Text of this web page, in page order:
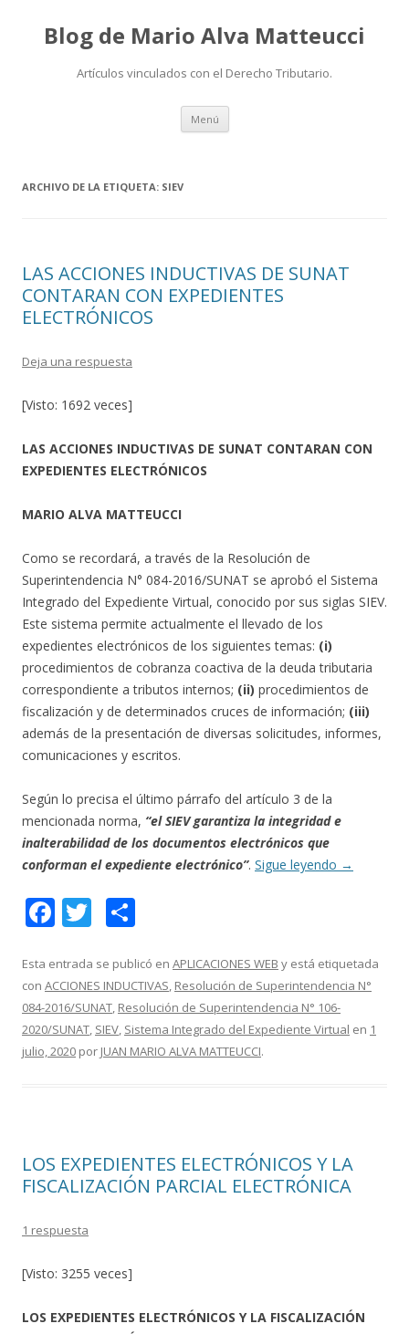
Blog de Mario Alva Matteucci
Artículos vinculados con el Derecho Tributario.
Menú Ir
contenido
ARCHIVO DE LA ETIQUETA: SIEV
LAS ACCIONES INDUCTIVAS DE SUNAT
CONTARAN CON EXPEDIENTES
ELECTRÓNICOS
Deja una respuesta
[Visto: 1692 veces]
LAS ACCIONES INDUCTIVAS DE SUNAT CONTARAN CON
EXPEDIENTES ELECTRÓNICOS
MARIO ALVA MATTEUCCI
Como se recordará, a través de la Resolución de
Superintendencia N° 084-2016/SUNAT se aprobó el Sistema
Integrado del Expediente Virtual, conocido por sus siglas SIEV.
Este sistema permite actualmente el llevado de los
expedientes electrónicos de los siguientes temas: (i)
procedimientos de cobranza coactiva de la deuda tributaria
correspondiente a tributos internos; (ii) procedimientos de
fiscalización y de determinados cruces de información; (iii)
además de la presentación de diversas solicitudes, informes,
comunicaciones y escritos.
Según lo precisa el último párrafo del artículo 3 de la
mencionada norma, “el SIEV garantiza la integridad e
inalterabilidad de los documentos electrónicos que
conforman el expediente electrónico”. Sigue leyendo →
F
e
b
o
o
T
itt
er
m
p
ar
ti
Esta entrada se publicó en APLICACIONES WEB y está etiquetada
con ACCIONES INDUCTIVAS, Resolución de Superintendencia N°
084-2016/SUNAT, Resolución de Superintendencia N° 106-
2020/SUNAT, SIEV, Sistema Integrado del Expediente Virtual en 1
julio, 2020 por JUAN MARIO ALVA MATTEUCCI.
LOS EXPEDIENTES ELECTRÓNICOS Y LA
FISCALIZACIÓN PARCIAL ELECTRÓNICA
1 respuesta
[Visto: 3255 veces]
LOS EXPEDIENTES ELECTRÓNICOS Y LA FISCALIZACIÓN